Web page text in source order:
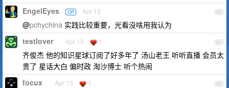
40
EngelEyes OP Apr 13
@pchychina 实践比较重要，光看没啥用我认为
41
testlover Apr 13 1
齐俊杰 他的知识星球订阅了好多年了 汤山老王 听听直播 会员太
贵了 星话大白 偏时政 淘沙博士 听个热闹
42
focux Apr 13 1